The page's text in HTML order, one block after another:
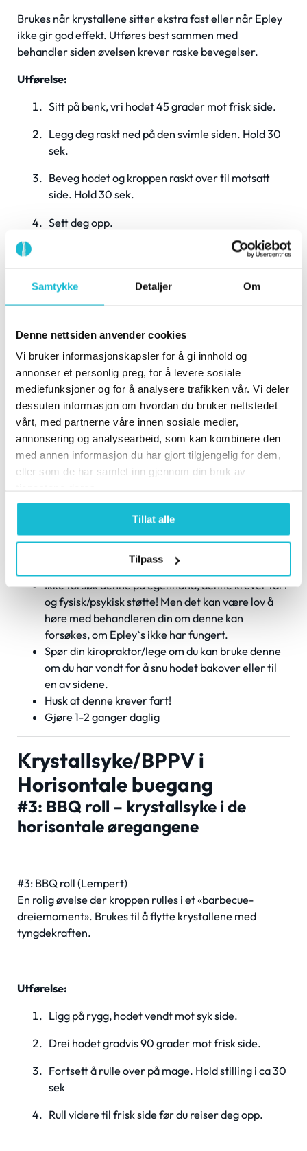
Samtykke Detaljer Om
Denne nettsiden anvender cookies
Vi bruker informasjonskapsler for å gi innhold og
annonser et personlig preg, for å levere sosiale
mediefunksjoner og for å analysere trafikken vår. Vi deler
dessuten informasjon om hvordan du bruker nettstedet
vårt, med partnerne våre innen sosiale medier,
annonsering og analysearbeid, som kan kombinere den
med annen informasjon du har gjort tilgjengelig for dem,
eller som de har samlet inn gjennom din bruk av
Tillat alle
Tilpass
Brukes når krystallene sitter ekstra fast eller når Epley
ikke gir god effekt. Utføres best sammen med
behandler siden øvelsen krever raske bevegelser.
Utførelse:
Sitt på benk, vri hodet 45 grader mot frisk side.
Legg deg raskt ned på den svimle siden. Hold 30
sek.
Beveg hodet og kroppen raskt over til motsatt
side. Hold 30 sek.
Sett deg opp.
Videolink:
helsepersonell og/eller kiropraktor.
Ikke forsøk denne på egenhånd, denne krever fart
og fysisk/psykisk støtte! Men det kan være lov å
høre med behandleren din om denne kan
forsøkes, om Epley`s ikke har fungert.
Spør din kiropraktor/lege om du kan bruke denne
om du har vondt for å snu hodet bakover eller til
en av sidene.
Husk at denne krever fart!
Gjøre 1-2 ganger daglig
Krystallsyke/BPPV i
Horisontale buegang
#3: BBQ roll – krystallsyke i de
horisontale øregangene
#3: BBQ roll (Lempert)
En rolig øvelse der kroppen rulles i et «barbecue-
dreiemoment». Brukes til å flytte krystallene med
tyngdekraften.
Utførelse:
Ligg på rygg, hodet vendt mot syk side.
Drei hodet gradvis 90 grader mot frisk side.
Fortsett å rulle over på mage. Hold stilling i ca 30
sek
Rull videre til frisk side før du reiser deg opp.